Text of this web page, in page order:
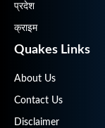
प्रदेश
क्राइम
Quakes Links
About Us
Contact Us
Disclaimer